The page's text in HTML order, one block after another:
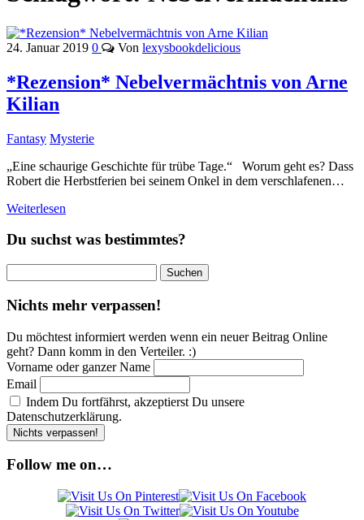
24. Januar 2019 0 Von lexysbookdelicious
*Rezension* Nebelvermächtnis von Arne
Kilian
Fantasy Mysterie
„Eine schaurige Geschichte für trübe Tage.“ Worum geht es? Dass
Robert die Herbstferien bei seinem Onkel in dem verschlafenen…
Weiterlesen
Du suchst was bestimmtes?
nach:
Nichts mehr verpassen!
Du möchtest informiert werden wenn ein neuer Beitrag Online
geht? Dann komm in den Verteiler. :)
Vorname oder ganzer Name
Email
Indem Du fortfährst, akzeptierst Du unsere
Datenschutzerklärung.
Follow me on…